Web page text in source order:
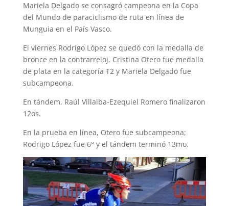
Mariela Delgado se consagró campeona en la Copa
del Mundo de paraciclismo de ruta en línea de
Munguia en el País Vasco.
El viernes Rodrigo López se quedó con la medalla de
bronce en la contrarreloj, Cristina Otero fue medalla
de plata en la categoría T2 y Mariela Delgado fue
subcampeona.
En tándem, Raúl Villalba-Ezequiel Romero finalizaron
12os.
En la prueba en línea, Otero fue subcampeona;
Rodrigo López fue 6° y el tándem terminó 13mo.